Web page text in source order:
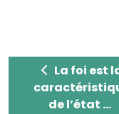
La foi est la
La foi est
de l’état ...